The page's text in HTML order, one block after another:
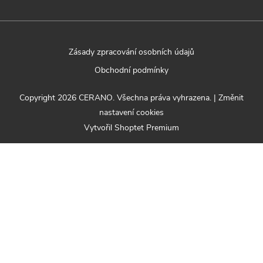
Zásady zpracování osobních údajů
Obchodní podmínky
Vytvořil Shoptet Premium
Copyright 2026 CERANO. Všechna práva vyhrazena. | Změnit
nastavení cookies